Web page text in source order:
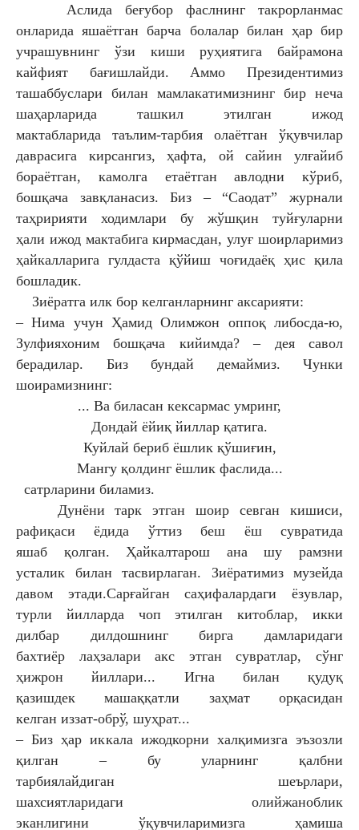
Аслида беғубор фаслнинг такрорланмас
онларида яшаётган барча болалар билан ҳар бир
учрашувнинг ўзи киши руҳиятига байрамона
кайфият бағишлайди. Аммо Президентимиз
ташаббуслари билан мамлакатимизнинг бир неча
шаҳарларида ташкил этилган ижод
мактабларида таълим-тарбия олаётган ўқувчилар
даврасига кирсангиз,ҳафта, ой сайин улғайиб
бораётган, камолга етаётганавлодни кўриб,
бошқача завқланасиз. Биз – “Саодат” журнали
таҳририяти ходимлари бу жўшқин туйғуларни
ҳали ижод мактабига кирмасдан, улуғ шоирларимиз
ҳайкалларига гулдаста қўйиш чоғидаёқ ҳис қила
бошладик.
Зиёратга илк бор келганларнинг аксарияти:
– Нима учун Ҳамид Олимжон оппоқ либосда-ю,
Зулфияхоним бошқача кийимда?– дея савол
берадилар. Биз бундай демаймиз. Чунки
шоирамизнинг:
... Ва биласан кексармас умринг,
Дондай ёйиқ йиллар қатига.
Куйлай бериб ёшлик қўшиғин,
Мангу қолдинг ёшлик фаслида...
сатрларини биламиз.
Дунёни тарк этган шоир севган кишиси,
рафиқаси ёдида ўттиз беш ёш сувратида
яшаб қолган. Ҳайкалтарош ана шу рамзни
усталик билан тасвирлаган. Зиёратимиз музейда
давом этади.Сарғайган саҳифалардаги ёзувлар,
турли йилларда чоп этилган китоблар, икки
дилбар дилдошнинг бирга дамларидаги
бахтиёр лаҳзалари акс этган сувратлар, сўнг
ҳижрон йиллари... Игна билан қудуқ
қазишдекмашаққатли заҳмат орқасидан
келган иззат-обрў, шуҳрат...
– Биз ҳар иккала ижодкорни халқимизга эъзозли
қилган – бууларнинг қалбни
тарбиялайдиган шеърлари,
шахсиятларидаги олийжаноблик
эканлигини ўқувчиларимизга ҳамиша